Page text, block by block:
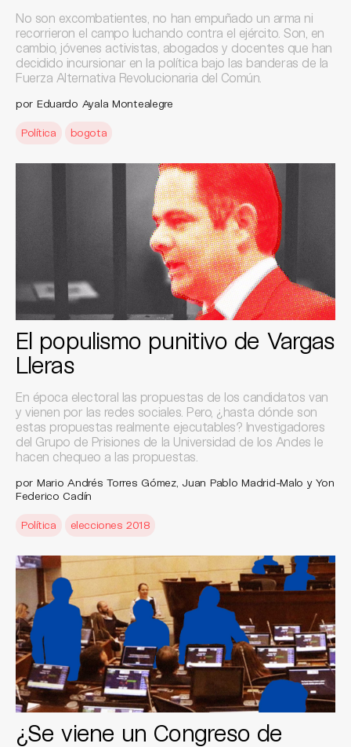
No son excombatientes, no han empuñado un arma ni
recorrieron el campo luchando contra el ejército. Son, en
cambio, jóvenes activistas, abogados y docentes que han
decidido incursionar en la política bajo las banderas de la
Fuerza Alternativa Revolucionaria del Común.
por Eduardo Ayala Montealegre
Política bogota
El populismo punitivo de Vargas
Lleras
En época electoral las propuestas de los candidatos van
y vienen por las redes sociales. Pero, ¿hasta dónde son
estas propuestas realmente ejecutables? Investigadores
del Grupo de Prisiones de la Universidad de los Andes le
hacen chequeo a las propuestas.
por Mario Andrés Torres Gómez, Juan Pablo Madrid-Malo y Yon
Federico Cadín
Política elecciones 2018
¿Se viene un Congreso de